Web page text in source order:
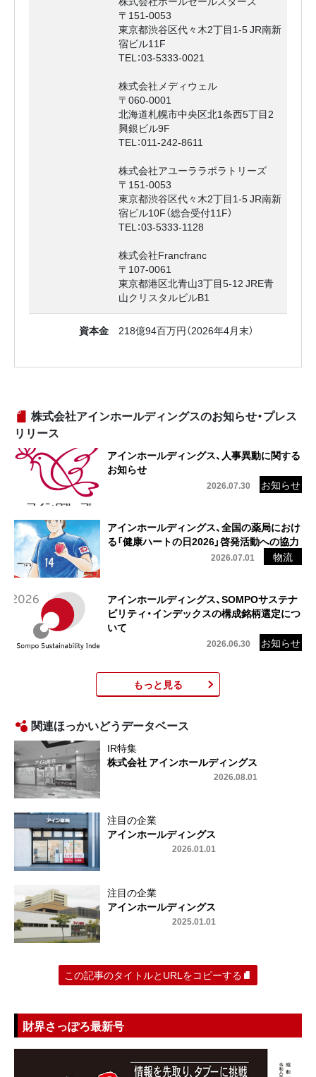
〒151-0053
東京都渋谷区代々木2丁目1-5 JR南新
宿ビル11F
TEL：03-5333-0021
株式会社メディウェル
〒060-0001
北海道札幌市中央区北1条西5丁目2
興銀ビル9F
TEL：011-242-8611
株式会社アユーララボラトリーズ
〒151-0053
東京都渋谷区代々木2丁目1-5 JR南新
宿ビル10F（総合受付11F）
TEL：03-5333-1128
株式会社Francfranc
〒107-0061
東京都港区北青山3丁目5-12 JRE青
山クリスタルビルB1
資本金 218億94百万円（2026年4月末）
株式会社アインホールディングスのお知らせ・プレス
リリース
アインホールディングス、人事異動に関する
お知らせ
2026.07.30
アインホールディングス、全国の薬局におけ
る「健康ハートの日2026」啓発活動への協力
2026.07.01
アインホールディングス、SOMPOサステナ
ビリティ・インデックスの構成銘柄選定につ
いて
2026.06.30
もっと見る
関連ほっかいどうデータベース
IR特集
株式会社 アインホールディングス
2026.08.01
注目の企業
アインホールディングス
2026.01.01
注目の企業
アインホールディングス
2025.01.01
この記事のタイトルとURLをコピーする
財界さっぽろ最新号